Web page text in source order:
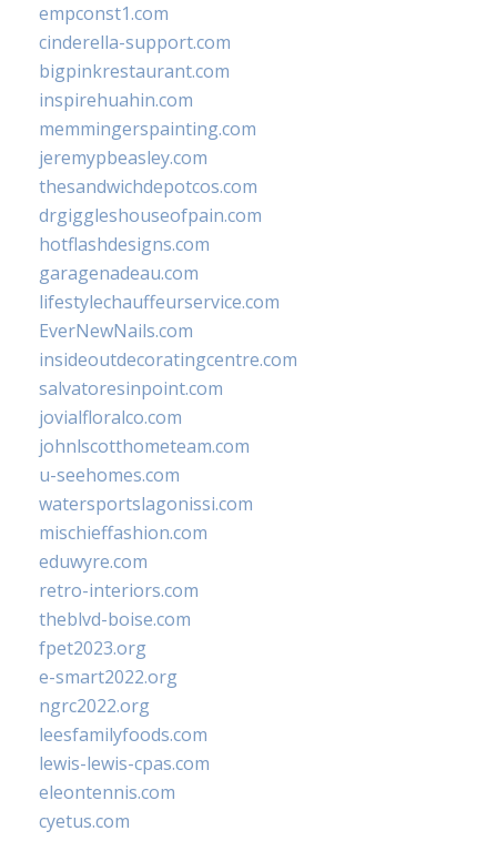
empconst1.com
cinderella-support.com
bigpinkrestaurant.com
inspirehuahin.com
memmingerspainting.com
jeremypbeasley.com
thesandwichdepotcos.com
drgiggleshouseofpain.com
hotflashdesigns.com
garagenadeau.com
lifestylechauffeurservice.com
EverNewNails.com
insideoutdecoratingcentre.com
salvatoresinpoint.com
jovialfloralco.com
johnlscotthometeam.com
u-seehomes.com
watersportslagonissi.com
mischieffashion.com
eduwyre.com
retro-interiors.com
theblvd-boise.com
fpet2023.org
e-smart2022.org
ngrc2022.org
leesfamilyfoods.com
lewis-lewis-cpas.com
eleontennis.com
cyetus.com